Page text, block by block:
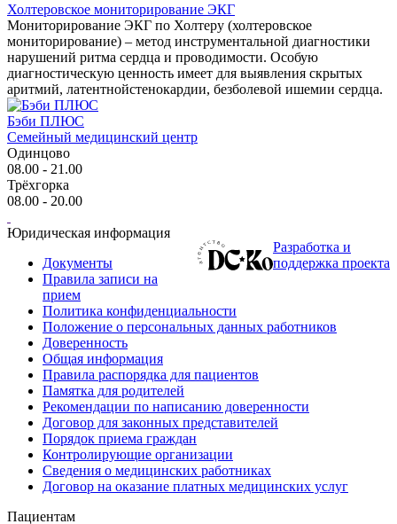
Холтеровское мониторирование ЭКГ
Мониторирование ЭКГ по Холтеру (холтеровское
мониторирование) – метод инструментальной диагностики
нарушений ритма сердца и проводимости. Особую
диагностическую ценность имеет для выявления скрытых
аритмий, латентнойстенокардии, безболевой ишемии сердца.
Бэби ПЛЮС
Семейный медицинский центр
Одинцово
08.00 - 21.00
Трёхгорка
08.00 - 20.00
Разработка и
поддержка проекта
Юридическая информация
Документы
Правила записи на
прием
Политика конфиденциальности
Положение о персональных данных работников
Доверенность
Общая информация
Правила распорядка для пациентов
Памятка для родителей
Рекомендации по написанию доверенности
Договор для законных представителей
Порядок приема граждан
Контролирующие организации
Сведения о медицинских работниках
Договор на оказание платных медицинских услуг
Пациентам